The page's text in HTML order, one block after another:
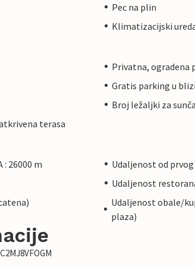
Pec na plin
Klimatizacijski
Privatna, ogradena
Gratis parking u
Broj ležaljki za
terasa
: 26000 m
Udaljenost od prvog
Udaljenost
Udaljenost obale/
plaza)